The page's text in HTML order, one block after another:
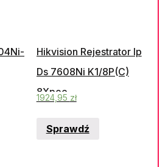
Hikvision Rejestrator Ip
Ds 7608Ni K1/8P(C)
8Xpoe
1924,95 zł
Sprawdź